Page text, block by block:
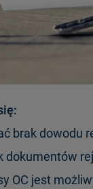
brak dowodu
dokumentów
OC jest